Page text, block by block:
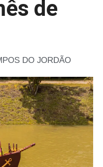
de
DO JORDÃO